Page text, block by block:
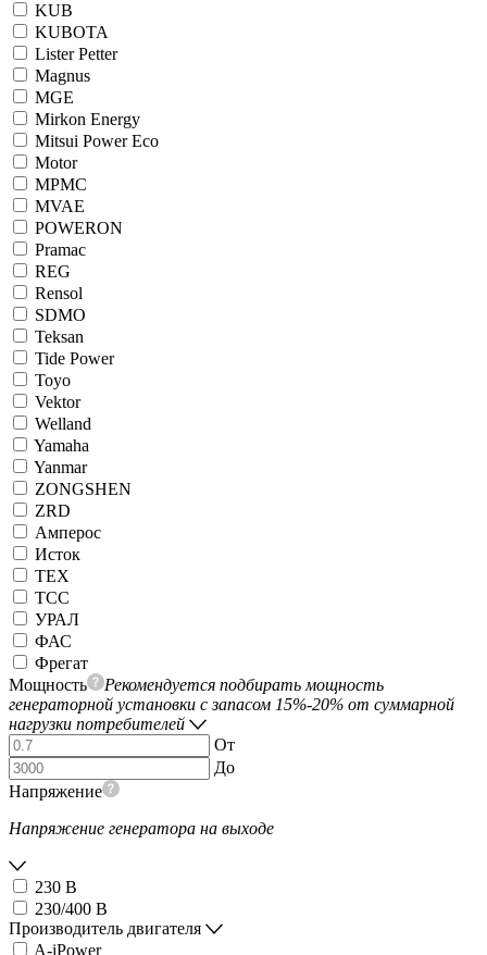
KUB
KUBOTA
Lister Petter
Magnus
MGE
Mirkon Energy
Mitsui Power Eco
Motor
MPMC
MVAE
POWERON
Pramac
REG
Rensol
SDMO
Teksan
Tide Power
Toyo
Vektor
Welland
Yamaha
Yanmar
ZONGSHEN
ZRD
Амперос
Исток
ТЕХ
ТСС
УРАЛ
ФАС
Фрегат
Мощность
Рекомендуется подбирать мощность
генераторной установки с запасом 15%-20% от суммарной
нагрузки потребителей
От
До
Напряжение
Напряжение генератора на выходе
230 В
230/400 В
Производитель двигателя
A-iPower